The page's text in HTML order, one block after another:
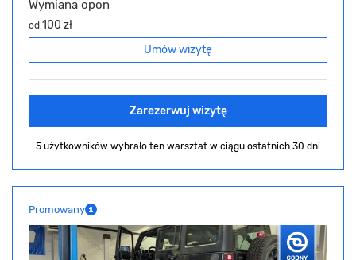
Wymiana opon
od 100 zł
Umów wizytę
Zarezerwuj wizytę
5 użytkowników wybrało ten warsztat w ciągu ostatnich 30 dni
Promowany